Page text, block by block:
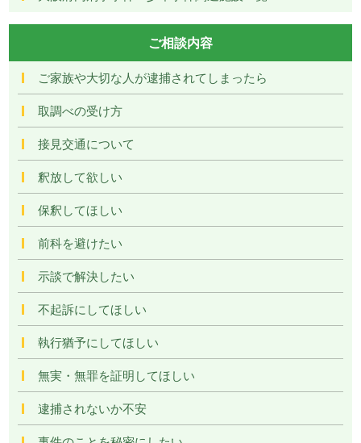
ご相談内容
ご家族や大切な人が逮捕されてしまったら
取調べの受け方
接見交通について
釈放して欲しい
保釈してほしい
前科を避けたい
示談で解決したい
不起訴にしてほしい
執行猶予にしてほしい
無実・無罪を証明してほしい
逮捕されないか不安